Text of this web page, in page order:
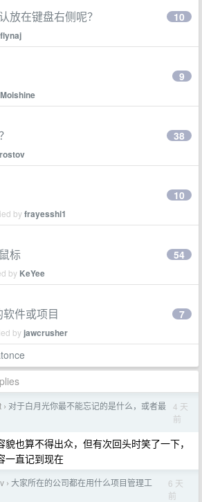
放在键盘右侧呢？
flynaj
10
Moishine
9
rostov
38
byfrayesshi1
10
标
by KeYee
54
件或项目
by jawcrusher
7
› 对于白月光你最不能忘记的是什么，或者最 4 天
前
也算不得出众，但有次回头时笑了一下，
一直记到现在
› 大家所在的公司都在用什么项目管理工
6 天
前